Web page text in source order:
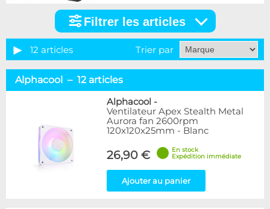
articles
Marque
Alphacool
3
3
Noctua
4
NoiseBlocker
Phobya
1
Disponibilité / Promotions
Filtrer les articles
12 articles Trier par
Alphacool – 12 articles
Alphacool -
Ventilateur Apex Stealth Metal
Aurora fan 2600rpm
120x120x25mm - Blanc
26,90 €
En stock
Expédition immédiate
Ajouter au panier